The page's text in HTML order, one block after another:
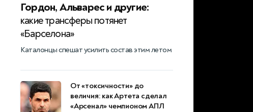
Гордон, Альварес и другие:
какие трансферы потянет
«Барселона»
Каталонцы спешат усилить состав этим летом
От «токсичности» до
величия: как Артета сделал
«Арсенал» чемпионом АПЛ